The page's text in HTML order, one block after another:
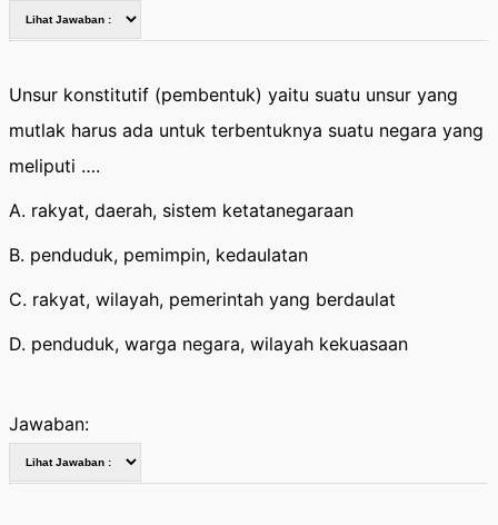
Unsur konstitutif (pembentuk) yaitu suatu unsur yang
mutlak harus ada untuk terbentuknya suatu negara yang
meliputi ….
A. rakyat, daerah, sistem ketatanegaraan
B. penduduk, pemimpin, kedaulatan
C. rakyat, wilayah, pemerintah yang berdaulat
D. penduduk, warga negara, wilayah kekuasaan
Jawaban: